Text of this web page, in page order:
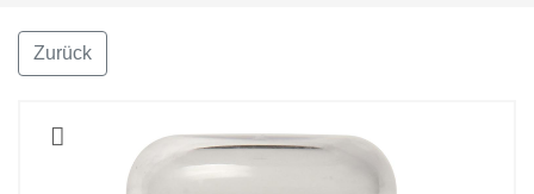
Zurück